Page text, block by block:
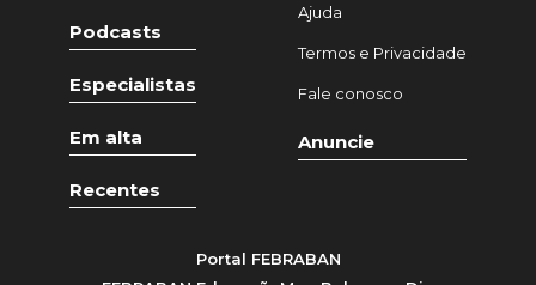
Podcasts
Especialistas
Em alta
Recentes
Ajuda
Termos e Privacidade
Fale conosco
Anuncie
Portal FEBRABAN